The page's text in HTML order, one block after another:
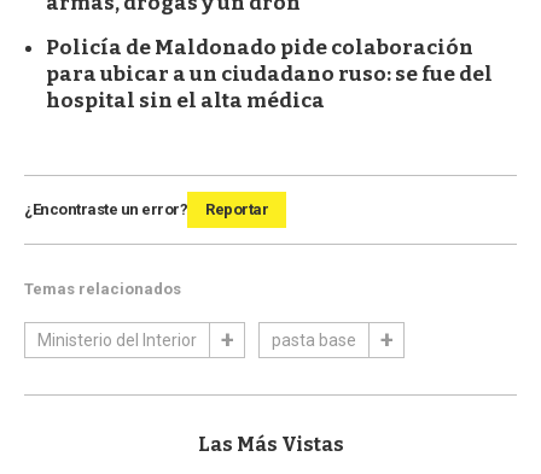
Policía de Maldonado pide colaboración
para ubicar a un ciudadano ruso: se fue del
hospital sin el alta médica
¿Encontraste un error? Reportar
Temas relacionados
Ministerio del Interior pasta base
Las Más Vistas